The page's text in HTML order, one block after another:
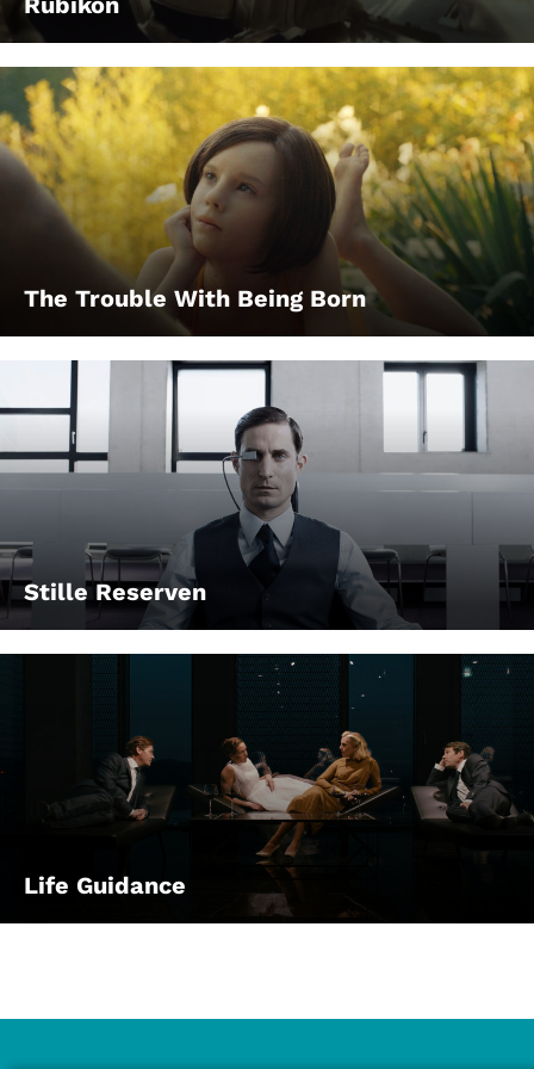
The Trouble With Being Born
Stille Reserven
Life Guidance